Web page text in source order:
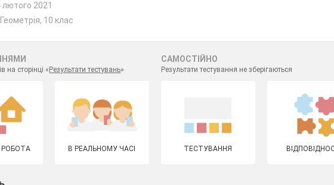
2021
10 клас
на сторінці « Результати тестувань»
САМОСТІЙНО
Результати тестування не зберігаються
В РЕАЛЬНОМУ ЧАСІ ТЕСТУВАННЯ